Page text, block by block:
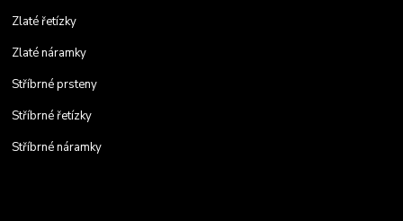
Zlaté řetízky
Zlaté náramky
Stříbrné prsteny
Stříbrné řetízky
Stříbrné náramky